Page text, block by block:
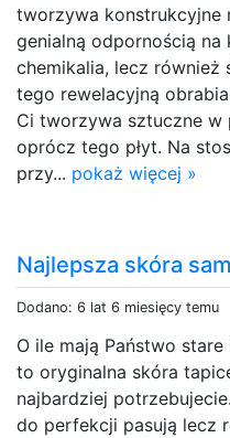
tworzywa konstrukcyjne
genialną odpornością
chemikalia, lecz
tego rewelacyjną
Ci tworzywa sztuczne w
oprócz tego płyt. Na
przy... pokaż więcej »
Najlepsza skóra
Dodano: 6 lat 6 miesięcy temu
O ile mają Państwo
to oryginalna skóra
najbardziej
do perfekcji pasują lecz